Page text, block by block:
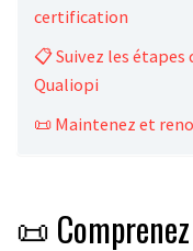
certification
📋 Suivez les
Qualiopi
📜 Maintenez et
📜